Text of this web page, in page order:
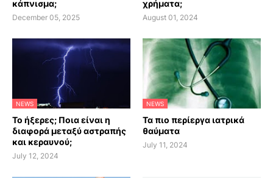
κάπνισμα;
December 05, 2025
χρήματα;
August 01, 2024
NEWS
Το ήξερες; Ποια είναι η
διαφορά μεταξύ αστραπής
και κεραυνού;
July 12, 2024
NEWS
Τα πιο περίεργα ιατρικά
θαύματα
July 11, 2024